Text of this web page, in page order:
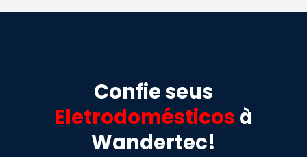
Confie seus
Eletrodomésticos à
Wandertec!